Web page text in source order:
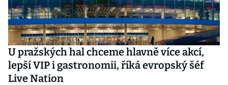
U pražských hal chceme hlavně více akcí,
lepší VIP i gastronomii, říká evropský šéf
Live Nation